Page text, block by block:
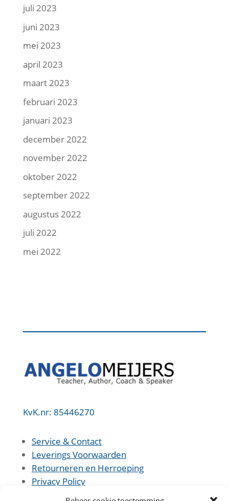
juli 2023
juni 2023
mei 2023
april 2023
maart 2023
februari 2023
januari 2023
december 2022
november 2022
oktober 2022
september 2022
augustus 2022
juli 2022
mei 2022
KvK.nr: 85446270
Service & Contact
Leverings Voorwaarden
Retourneren en Herroeping
Privacy Policy